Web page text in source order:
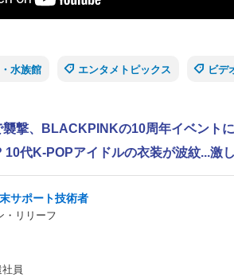
水族館 エンタメトピックス ビデ
襲撃、BLACKPINKの10周年イベント
10代K-POPアイドルの衣装が波紋...激
サポート技術者
・リリーフ
員